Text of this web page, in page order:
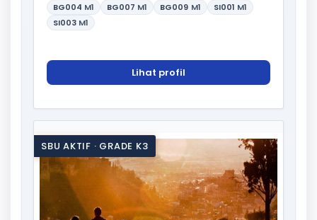
BG004 M1 BG007 M1 BG009 M1 SI001 M1
SI003 M1
Lihat profil
SBU AKTIF · GRADE K3